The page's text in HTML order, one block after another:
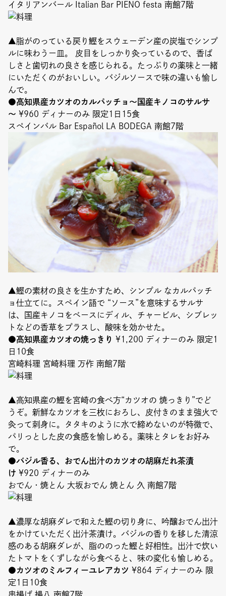
イタリアンバール Italian Bar PIENO festa 南館7階
▲脂がのっている戻り鰹をスウェーデン産の炭塩でシンプ
ルに味わうー皿。 皮目をしっかり灸っているので、香ば
しさと歯切れの良さを感じられる。たっぷりの薬味と一緒
にいただくのがおいしい。バジルソースで味の違いも愉し
んで。
●高知県産カツオのカルパッチョ～国産キノコのサルサ
～ ¥960 ディナーのみ 限定1日15食
スペインバル Bar Español LA BODEGA 南館7階
▲鰹の素材の良さを生かすため、シンプル なカルパッチ
ョ仕立てに。スペイン語で “ソース”を意味するサルサ
は、国産キノコをベースにディル、チャービル、シブレッ
トなどの香草をプラスし、酸味を効かせた。
●高知県産カツオの焼っきり
¥1,200 ディナーのみ 限定1
日10食
宮崎料理 宮崎料理 万作 南館7階
▲高知県産の鰹を宮崎の食べ方“カツオの 焼っきり”でど
うぞ。新鮮なカツオを三枚におろし、皮付きのまま強火で
灸って刺身に。タタキのように水で締めないのが特徴で、
パリっとした皮の食感を愉しめる。薬味とタレをお好み
で。
●バジル香る、おでん出汁のカツオの胡麻だれ茶漬
け ¥920 ディナーのみ
おでん・焼とん 大坂おでん 焼とん 久 南館7階
▲濃厚な胡麻ダレで和えた鰹の切り身に、吟醸おでん出汁
をかけていただく出汁茶漬け。バジルの香りを移した清涼
感のある胡麻ダレが、脂ののった鰹と好相性。出汁で炊い
たトマトをくずしながら食べると、味の変化も愉しめる。
●カツオのミルフィーユレアカツ ¥864 ディナーのみ 限
定1日10食